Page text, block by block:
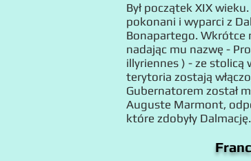
Był początek XIX
pokonani i wyparci z
Bonapartego. Wkrótce
nadając mu nazwę -
illyriennes ) - ze stolicą
terytoria zostają
Gubernatorem został
Auguste Marmont,
które zdobyły Dalmację.